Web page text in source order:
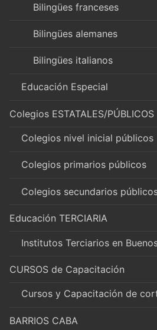
Bilingües franceses
Bilingües alemanes
Bilingües italianos
Educación Especial
Colegios ESTATALES/PÚBLICOS
Colegios nivel inicial públicos
Colegios primarios públicos
Colegios secundarios
Educación TERCIARIA
Institutos Terciarios en
CURSOS de Capacitación
Cursos y Capacitación de
BARRIOS CABA